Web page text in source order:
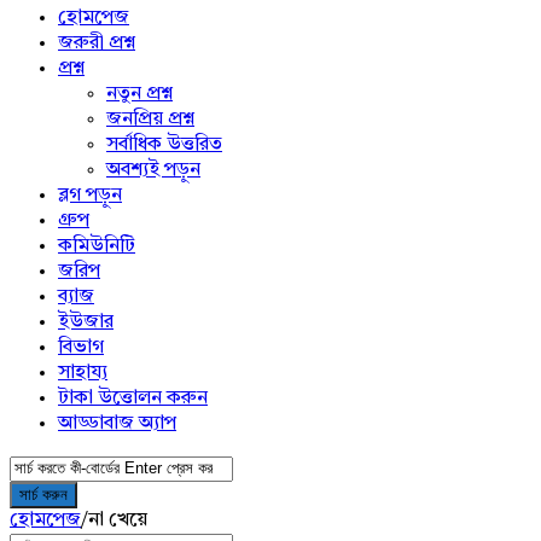
menu
হোমপেজ
জরুরী প্রশ্ন
প্রশ্ন
নতুন প্রশ্ন
জনপ্রিয় প্রশ্ন
সর্বাধিক উত্তরিত
অবশ্যই পড়ুন
ব্লগ পড়ুন
গ্রুপ
কমিউনিটি
জরিপ
ব্যাজ
ইউজার
বিভাগ
সাহায্য
টাকা উত্তোলন করুন
আড্ডাবাজ অ্যাপ
হোমপেজ/না খেয়ে